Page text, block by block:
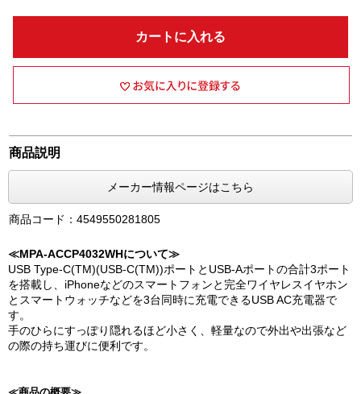
カートに入れる
商品説明
メーカー情報ページはこちら
商品コード：4549550281805
≪MPA-ACCP4032WHについて≫
USB Type-C(TM)(USB-C(TM))ポートとUSB-Aポートの合計3ポート
を搭載し、iPhoneなどのスマートフォンと完全ワイヤレスイヤホン
とスマートウォッチなどを3台同時に充電できるUSB AC充電器で
す。
手のひらにすっぽり隠れるほど小さく、軽量なので外出や出張など
の際の持ち運びに便利です。